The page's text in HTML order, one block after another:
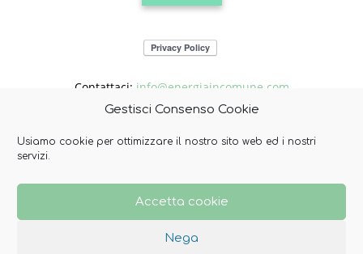
Gestisci Consenso Cookie
Usiamo cookie per ottimizzare il nostro sito web ed i nostri
servizi.
Accetta cookie
Nega
Contattaci: info@energiaincomune.com
SEGUICI